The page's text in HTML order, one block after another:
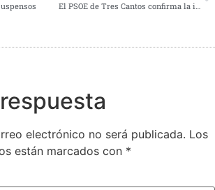
El PSOE de Tres Cantos confirma la incertidumbre del nuevo curso educativo con la diputada regional Marta Bernardo y las AMPA del municipio
electrónico no será publicada. Los
están marcados con *